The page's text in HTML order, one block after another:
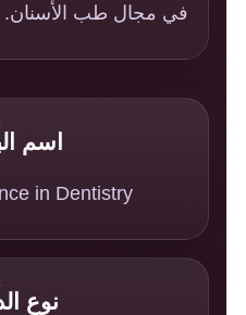
في مجال طب الأسنان.
اسم
in Dentistry
نوع